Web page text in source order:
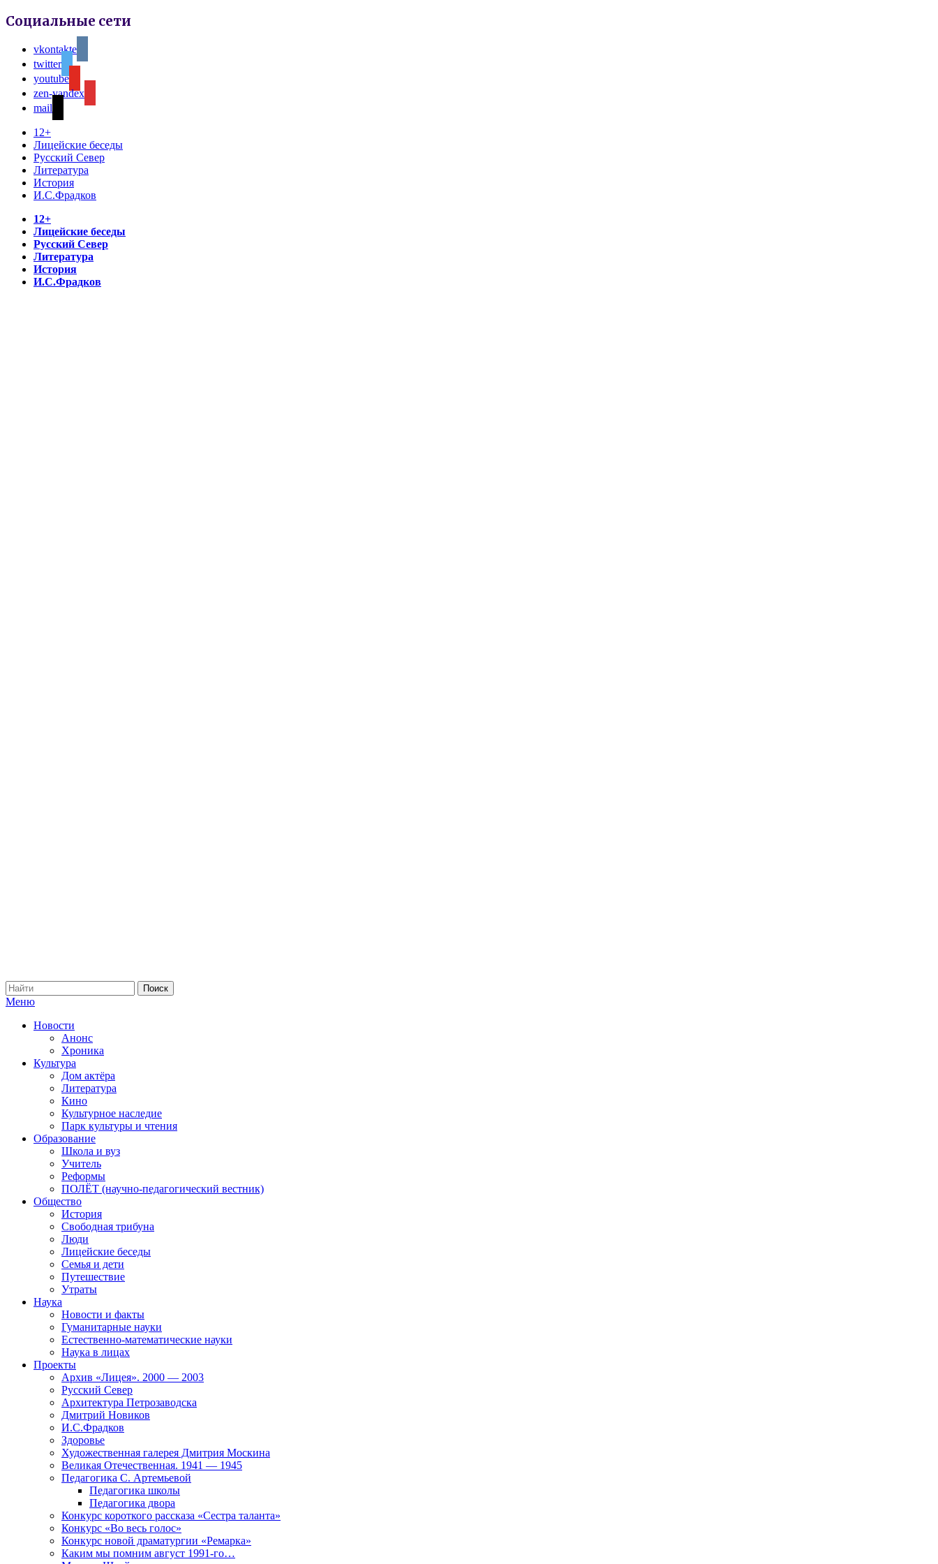
Социальные сети
vkontakte
twitter
youtube
zen-yandex
mail
12+
Лицейские беседы
Русский Север
Литература
История
И.С.Фрадков
12+
Лицейские беседы
Русский Север
Литература
История
И.С.Фрадков
Меню
Новости
Анонс
Хроника
Культура
Дом актёра
Литература
Кино
Культурное наследие
Парк культуры и чтения
Образование
Школа и вуз
Учитель
Реформы
ПОЛЁТ (научно-педагогический вестник)
Общество
История
Свободная трибуна
Люди
Лицейские беседы
Семья и дети
Путешествие
Утраты
Наука
Новости и факты
Гуманитарные науки
Естественно-математические науки
Наука в лицах
Проекты
Архив «Лицея». 2000 — 2003
Русский Север
Архитектура Петрозаводска
Дмитрий Новиков
И.С.Фрадков
Здоровье
Художественная галерея Дмитрия Москина
Великая Отечественная. 1941 — 1945
Педагогика С. Артемьевой
Педагогика школы
Педагогика двора
Конкурс короткого рассказа «Сестра таланта»
Конкурс «Во весь голос»
Конкурс новой драматургии «Ремарка»
Каким мы помним август 1991-го…